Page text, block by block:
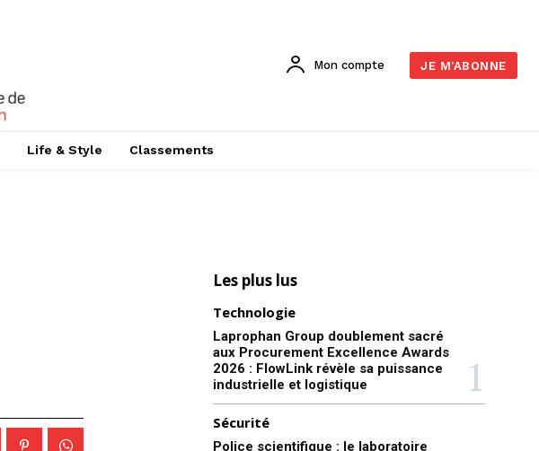
Mon compte JE M'ABONNE
Life & Style Classements
Les plus lus
Technologie
Laprophan Group doublement sacré
aux Procurement Excellence Awards
2026 : FlowLink révèle sa puissance
industrielle et logistique
Sécurité
Police scientifique : le laboratoire